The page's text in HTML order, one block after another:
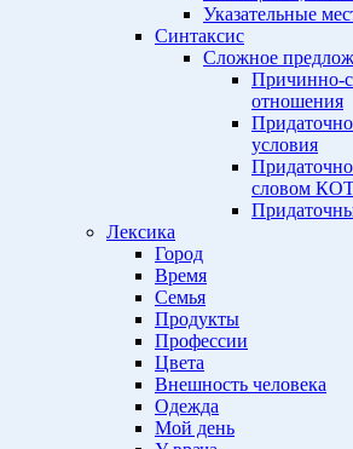
Указательные
Синтаксис
Сложное
Причинно-
отношения
условия
словом
Лексика
Город
Время
Семья
Продукты
Профессии
Цвета
Внешность человека
Одежда
Мой день